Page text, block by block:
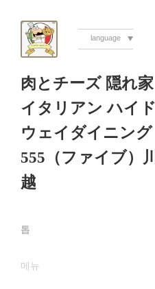
language
肉とチーズ 隠れ家
イタリアン ハイド
ウェイダイニング
555（ファイブ）川
越
톱
메뉴